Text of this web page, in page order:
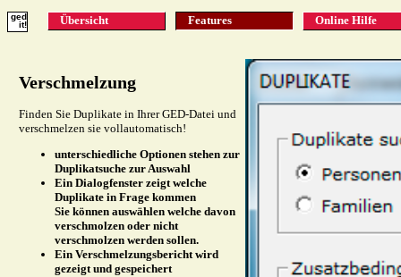
ged
it!
Übersicht Features Online Hilfe
Verschmelzung
Finden Sie Duplikate in Ihrer GED-Datei und
verschmelzen sie vollautomatisch!
unterschiedliche Optionen stehen zur
Duplikatsuche zur Auswahl
Ein Dialogfenster zeigt welche
Duplikate in Frage kommen
Sie können auswählen welche davon
verschmolzen oder nicht
verschmolzen werden sollen.
Ein Verschmelzungsbericht wird
gezeigt und gespeichert